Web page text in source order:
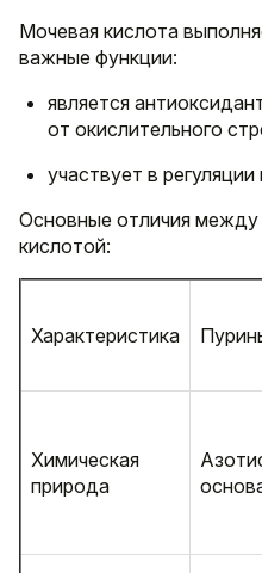
Мочевая кислота
важные функции:
является
от окислительного
участвует в
Основные отличия
кислотой:
Характеристика
Химическая
природа